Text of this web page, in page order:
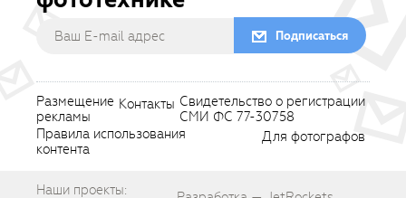
Подписаться
Размещение
рекламы
Контакты Свидетельство о регистрации
СМИ ФС 77-30758
Правила использования
контента
Для фотографов
Наши проекты: